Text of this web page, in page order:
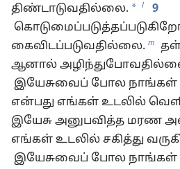
திண்டாடுவதில்லை. * l
9
கைவிடப்படுவதில்லை. m
ஆனால்
இயேசுவைப் போல நாங்கள்
என்பது எங்கள் உடலில்
இயேசு அனுபவித்த
எங்கள் உடலில் சகித்து
இயேசுவைப் போல நாங்கள்